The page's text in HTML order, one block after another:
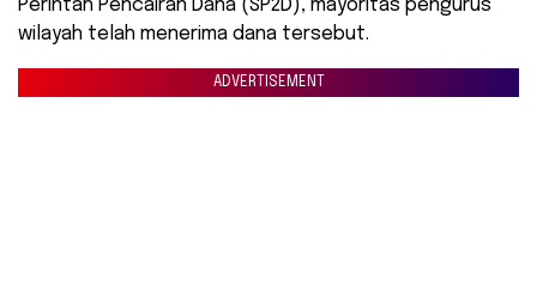
Perintah Pencairan Dana (SP2D), mayoritas pengurus
wilayah telah menerima dana tersebut.
ADVERTISEMENT